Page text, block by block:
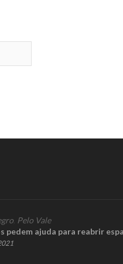
Pelo Vale
pedem ajuda para reabrir